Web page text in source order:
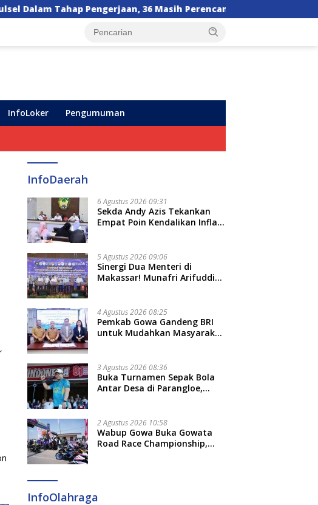
36 Masih Perencanaan Orang Tua Sesalkan
InfoLoker Pengumuman
InfoDaerah
6 Agustus 2026 09:31
Sekda Andy Azis Tekankan
Empat Poin Kendalikan Inflasi
5 Agustus 2026 09:06
Sinergi Dua Menteri di
Makassar! Munafri Arifuddin
Baru
4 Agustus 2026 08:25
Pemkab Gowa Gandeng BRI
untuk Mudahkan Masyarakat
3 Agustus 2026 08:36
Buka Turnamen Sepak Bola
Antar Desa di Parangloe,
2 Agustus 2026 10:58
Wabup Gowa Buka Gowata
Road Race Championship,
InfoOlahraga